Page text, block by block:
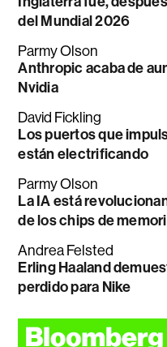
del Mundial 2026
Parmy Olson
Anthropic acaba de
Nvidia
David Fickling
Los puertos que
están electrificando
Parmy Olson
La IA está
de los chips de
Andrea Felsted
Erling Haaland
perdido para Nike